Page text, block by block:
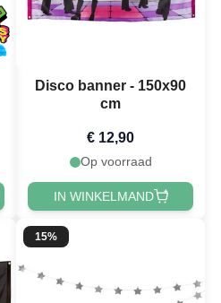
Disco banner - 150x90
cm
€ 12,90
Op voorraad
IN WINKELMAND
15%